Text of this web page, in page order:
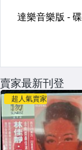
賣家最新刊登
超人氣賣家